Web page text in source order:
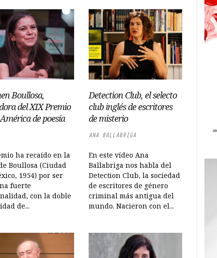
Boullosa,
del XIX Premio
de poesía
ha recaído en la
Boullosa (Ciudad
1954) por ser
fuerte
con la doble
de...
Detection Club, el selecto
club inglés de escritores
de misterio
ANA BALLABRIGA
En este vídeo Ana
Ballabriga nos habla del
Detection Club, la sociedad
de escritores de género
criminal más antigua del
mundo. Nacieron con el...